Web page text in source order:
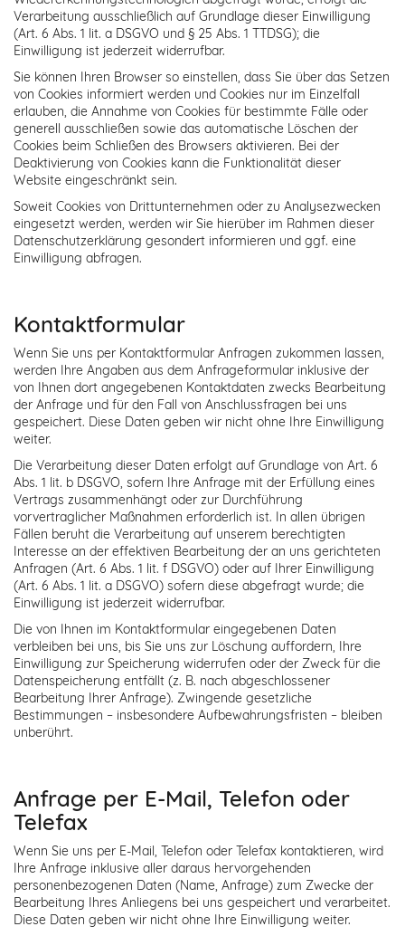
Verarbeitung ausschließlich auf Grundlage dieser Einwilligung
(Art. 6 Abs. 1 lit. a DSGVO und § 25 Abs. 1 TTDSG); die
Einwilligung ist jederzeit widerrufbar.
Sie können Ihren Browser so einstellen, dass Sie über das Setzen
von Cookies informiert werden und Cookies nur im Einzelfall
erlauben, die Annahme von Cookies für bestimmte Fälle oder
generell ausschließen sowie das automatische Löschen der
Cookies beim Schließen des Browsers aktivieren. Bei der
Deaktivierung von Cookies kann die Funktionalität dieser
Website eingeschränkt sein.
Soweit Cookies von Drittunternehmen oder zu Analysezwecken
eingesetzt werden, werden wir Sie hierüber im Rahmen dieser
Datenschutzerklärung gesondert informieren und ggf. eine
Einwilligung abfragen.
Kontaktformular
Wenn Sie uns per Kontaktformular Anfragen zukommen lassen,
werden Ihre Angaben aus dem Anfrageformular inklusive der
von Ihnen dort angegebenen Kontaktdaten zwecks Bearbeitung
der Anfrage und für den Fall von Anschlussfragen bei uns
gespeichert. Diese Daten geben wir nicht ohne Ihre Einwilligung
weiter.
Die Verarbeitung dieser Daten erfolgt auf Grundlage von Art. 6
Abs. 1 lit. b DSGVO, sofern Ihre Anfrage mit der Erfüllung eines
Vertrags zusammenhängt oder zur Durchführung
vorvertraglicher Maßnahmen erforderlich ist. In allen übrigen
Fällen beruht die Verarbeitung auf unserem berechtigten
Interesse an der effektiven Bearbeitung der an uns gerichteten
Anfragen (Art. 6 Abs. 1 lit. f DSGVO) oder auf Ihrer Einwilligung
(Art. 6 Abs. 1 lit. a DSGVO) sofern diese abgefragt wurde; die
Einwilligung ist jederzeit widerrufbar.
Die von Ihnen im Kontaktformular eingegebenen Daten
verbleiben bei uns, bis Sie uns zur Löschung auffordern, Ihre
Einwilligung zur Speicherung widerrufen oder der Zweck für die
Datenspeicherung entfällt (z. B. nach abgeschlossener
Bearbeitung Ihrer Anfrage). Zwingende gesetzliche
Bestimmungen – insbesondere Aufbewahrungsfristen – bleiben
unberührt.
Anfrage per E-Mail, Telefon oder
Telefax
Wenn Sie uns per E-Mail, Telefon oder Telefax kontaktieren, wird
Ihre Anfrage inklusive aller daraus hervorgehenden
personenbezogenen Daten (Name, Anfrage) zum Zwecke der
Bearbeitung Ihres Anliegens bei uns gespeichert und verarbeitet.
Diese Daten geben wir nicht ohne Ihre Einwilligung weiter.